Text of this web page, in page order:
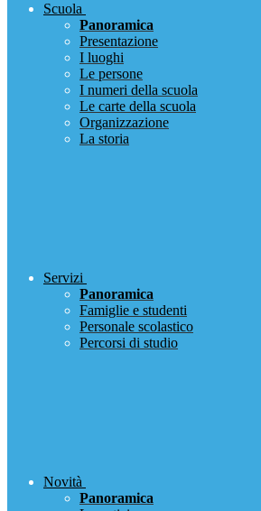
Scuola
Panoramica
Presentazione
I luoghi
Le persone
I numeri della scuola
Le carte della scuola
Organizzazione
La storia
Servizi
Panoramica
Famiglie e studenti
Personale scolastico
Percorsi di studio
Novità
Panoramica